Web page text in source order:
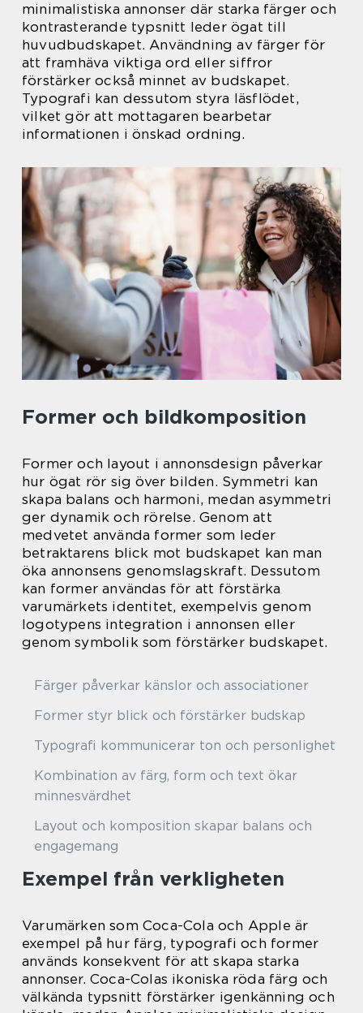
minimalistiska annonser där starka färger och
kontrasterande typsnitt leder ögat till
huvudbudskapet. Användning av färger för
att framhäva viktiga ord eller siffror
förstärker också minnet av budskapet.
Typografi kan dessutom styra läsflödet,
vilket gör att mottagaren bearbetar
informationen i önskad ordning.
Former och bildkomposition
Former och layout i annonsdesign påverkar
hur ögat rör sig över bilden. Symmetri kan
skapa balans och harmoni, medan asymmetri
ger dynamik och rörelse. Genom att
medvetet använda former som leder
betraktarens blick mot budskapet kan man
öka annonsens genomslagskraft. Dessutom
kan former användas för att förstärka
varumärkets identitet, exempelvis genom
logotypens integration i annonsen eller
genom symbolik som förstärker budskapet.
Färger påverkar känslor och associationer
Former styr blick och förstärker budskap
Typografi kommunicerar ton och personlighet
Kombination av färg, form och text ökar
minnesvärdhet
Layout och komposition skapar balans och
engagemang
Exempel från verkligheten
Varumärken som Coca-Cola och Apple är
exempel på hur färg, typografi och former
används konsekvent för att skapa starka
annonser. Coca-Colas ikoniska röda färg och
välkända typsnitt förstärker igenkänning och